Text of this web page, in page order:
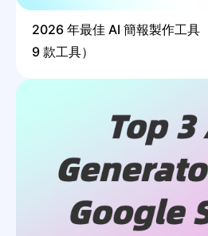
2026 年最佳 AI 簡報製作工具
9 款工具）